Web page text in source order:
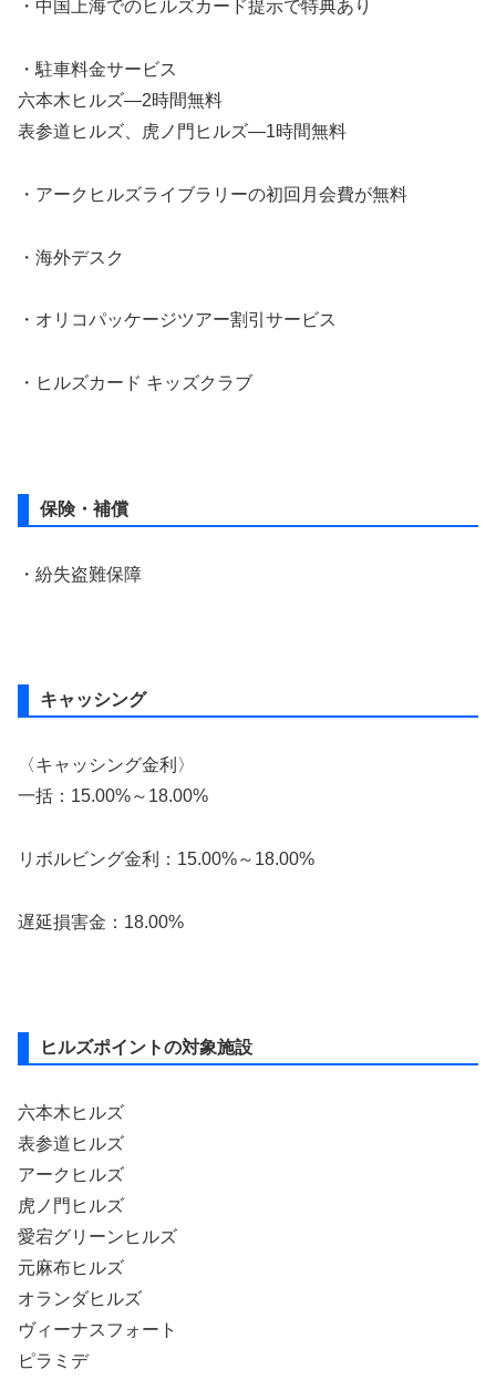
・中国上海でのヒルズカード提示で特典あり
・駐車料金サービス
六本木ヒルズ―2時間無料
表参道ヒルズ、虎ノ門ヒルズ―1時間無料
・アークヒルズライブラリーの初回月会費が無料
・海外デスク
・オリコパッケージツアー割引サービス
・ヒルズカード キッズクラブ
保険・補償
・紛失盗難保障
キャッシング
〈キャッシング金利〉
一括：15.00%～18.00%
リボルビング金利：15.00%～18.00%
遅延損害金：18.00%
ヒルズポイントの対象施設
六本木ヒルズ
表参道ヒルズ
アークヒルズ
虎ノ門ヒルズ
愛宕グリーンヒルズ
元麻布ヒルズ
オランダヒルズ
ヴィーナスフォート
ピラミデ